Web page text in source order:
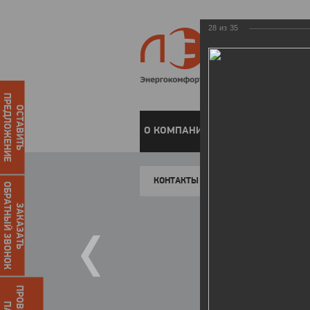
О КОМПАНИИ
КОНТАКТЫ
ОСТАВИТЬ
ПРЕДЛОЖЕНИЕ
ЗАКАЗАТЬ
ОБРАТНЫЙ ЗВОНОК
28 из 35